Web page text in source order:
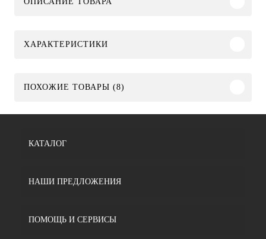
ХАРАКТЕРИСТИКИ
ПОХОЖИЕ ТОВАРЫ (8)
КАТАЛОГ
НАШИ ПРЕДЛОЖЕНИЯ
ПОМОЩЬ И СЕРВИСЫ